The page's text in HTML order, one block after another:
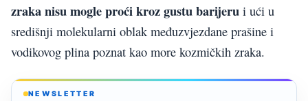
zraka nisu mogle proći kroz gustu barijeru i ući u
središnji molekularni oblak međuzvjezdane prašine i
vodikovog plina poznat kao more kozmičkih zraka.
NEWSLETTER